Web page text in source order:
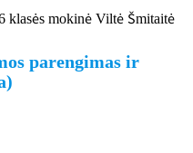
klasės mokinė Viltė Šmitaitė
parengimas ir